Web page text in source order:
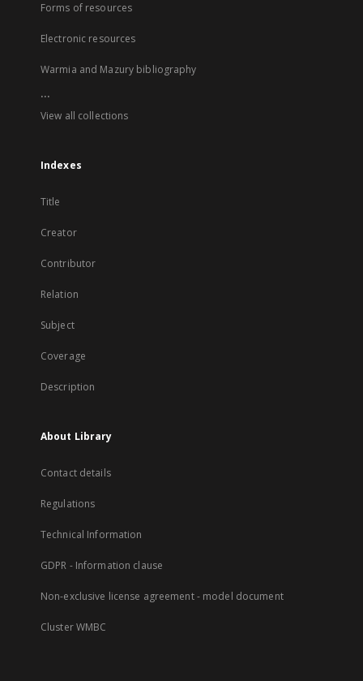
Forms of resources
Electronic resources
Warmia and Mazury bibliography
...
View all collections
Indexes
Title
Creator
Contributor
Relation
Subject
Coverage
Description
About Library
Contact details
Regulations
Technical Information
GDPR - Information clause
Non-exclusive license agreement - model document
Cluster WMBC